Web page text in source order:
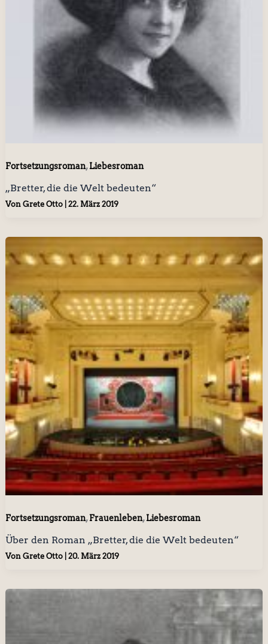
Fortsetzungsroman,Liebesroman
„Bretter, die die Welt bedeuten“
Von Grete Otto 22. März 2019
Fortsetzungsroman,Frauenleben,Liebesroman
Über den Roman „Bretter, die die Welt bedeuten“
Von Grete Otto 20. März 2019